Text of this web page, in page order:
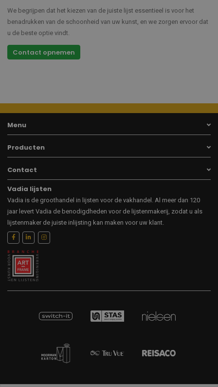
We begrijpen dat het kiezen van de juiste lijst essentieel is voor het
benadrukken van de schoonheid van uw kunst, en we zorgen ervoor dat
u de beste optie vindt.
Contact opnemen
Menu
Producten
Contact
Vadia lijsten
Vadia is de groothandel in lijsten voor de vakhandel. Al meer dan 120
jaar levert Vadia de benodigdheden voor de lijstenmakerij, zodat u als
lijstenmaker de juiste inlijsting kan maken voor uw klant.